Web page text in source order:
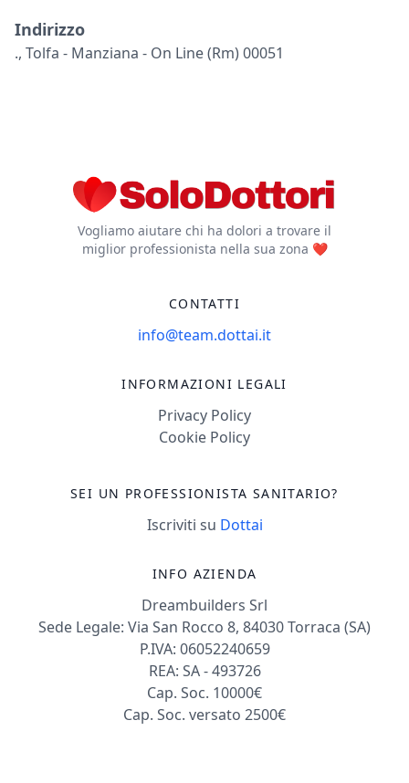
Indirizzo
., Tolfa - Manziana - On Line (rm) 00051
Vogliamo aiutare chi ha dolori a trovare il
miglior professionista nella sua zona ❤️
CONTATTI
info@team.dottai.it
INFORMAZIONI LEGALI
Privacy Policy
Cookie Policy
SEI UN PROFESSIONISTA SANITARIO?
Iscriviti su Dottai
INFO AZIENDA
Dreambuilders Srl
Sede Legale: Via San Rocco 8, 84030 Torraca (SA)
P.IVA: 06052240659
REA: SA - 493726
Cap. Soc. 10000€
Cap. Soc. versato 2500€